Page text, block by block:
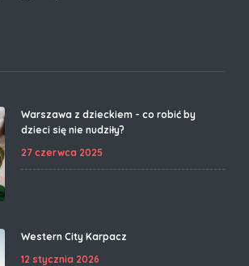
Warszawa z dzieckiem - co robić by
dzieci się nie nudziły?
27 czerwca 2025
Western City Karpacz
12 stycznia 2026